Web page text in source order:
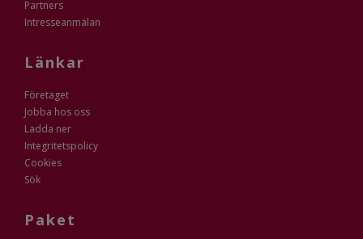
Partners
Intresseanmälan
Länkar
Företaget
Jobba hos oss
Ladda ner
Integritetspolicy
Cookies
Sök
Paket